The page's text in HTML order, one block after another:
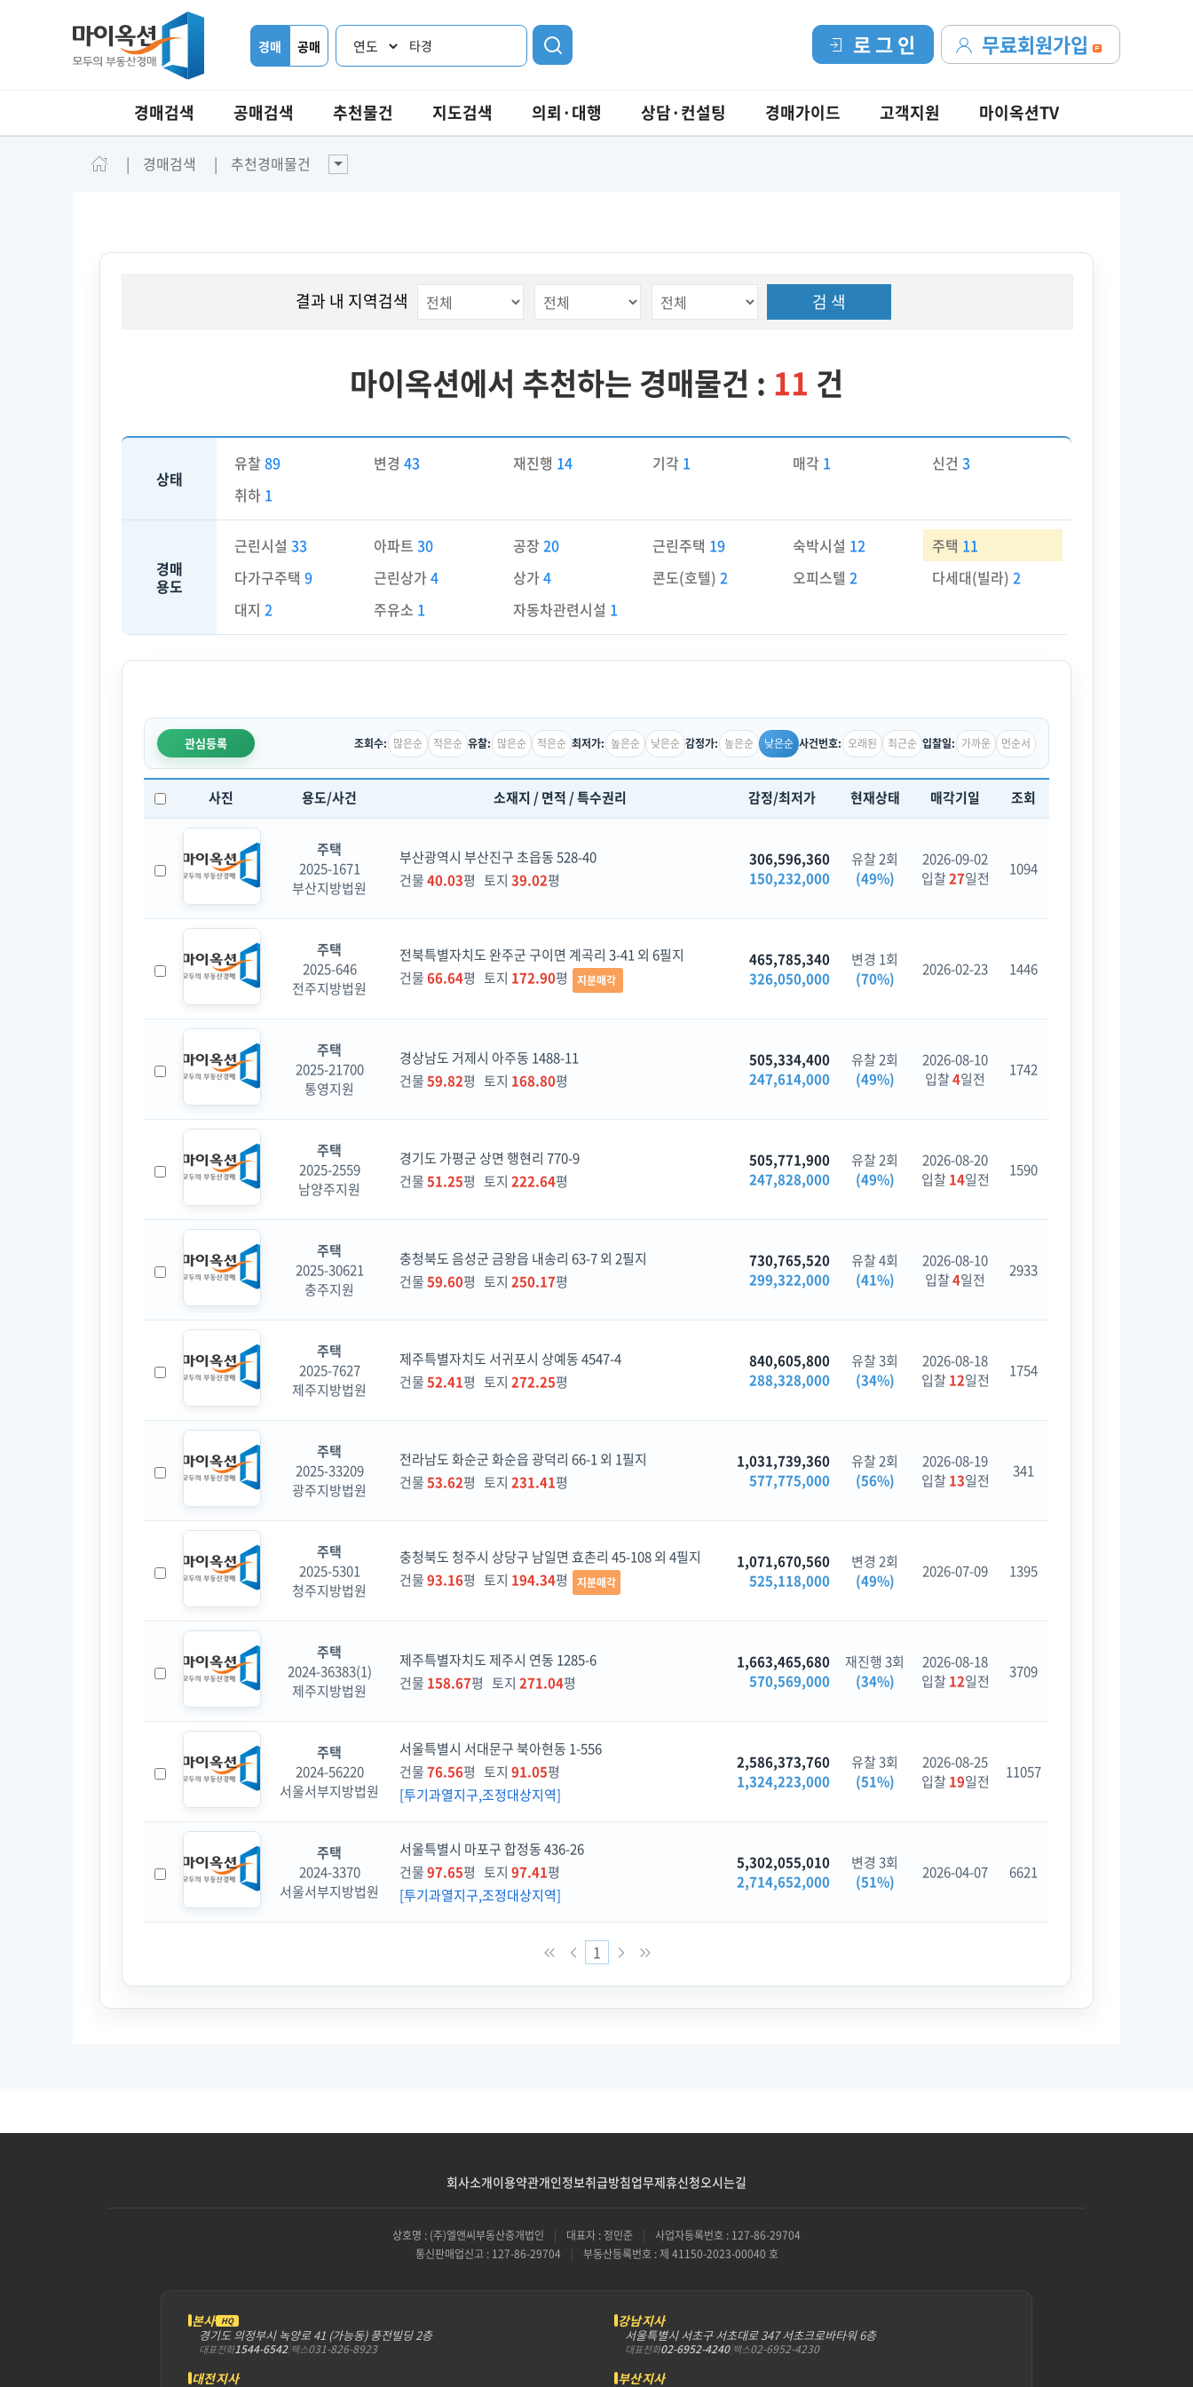
경매 공매 타경 무료회원가입
로 그 인
경매검색 공매검색 추천물건 지도검색 의뢰·대행 상담·컨설팅 경매가이드 고객지원 마이옥션TV
경매검색 추천경매물건
결과 내 지역검색 검 색
마이옥션에서 추천하는 경매물건 : 11 건
상태
유찰 89 변경43 재진행 14 기각 1 매각 1 신건 3
취하 1
경매
용도
근린시설 33 아파트30 공장20 근린주택 19 숙박시설 12 주택 11
다가구주택 9 근린상가4 상가4 콘도(호텔)2 오피스텔 2 다세대(빌라) 2
대지 2 주유소 1 자동차관련시설 1
관심등록 조회수: 많은순 적은순 유찰: 많은순 적은순 최저가: 높은순 낮은순 감정가: 높은순 낮은순 사건번호: 오래된 최근순 입찰일: 가까운 먼순서
사진 용도/사건 소재지 / 면적 / 특수권리 감정/최저가 현재상태 매각기일 조회
주택
2025-1671
부산지방법원
부산광역시 부산진구 초읍동 528-40
건물40.03평 토지 39.02평
306,596,360
150,232,000
유찰 2회
(49%)
2026-09-02
입찰27일전 1094
주택
2025-646
전주지방법원
전북특별자치도 완주군 구이면 계곡리 3-41 외 6필지
건물66.64평 토지 172.90평 지분매각
465,785,340
326,050,000
변경 1회
(70%)
2026-02-23 1446
주택
2025-21700
통영지원
경상남도 거제시 아주동 1488-11
건물59.82평 토지 168.80평
505,334,400
247,614,000
유찰 2회
(49%)
2026-08-10
입찰4일전 1742
주택
2025-2559
남양주지원
경기도 가평군 상면 행현리 770-9
건물51.25평 토지 222.64평
505,771,900
247,828,000
유찰 2회
(49%)
2026-08-20
입찰14일전 1590
주택
2025-30621
충주지원
충청북도 음성군 금왕읍 내송리 63-7 외 2필지
건물59.60평 토지 250.17평
730,765,520
299,322,000
유찰 4회
(41%)
2026-08-10
입찰4일전 2933
주택
2025-7627
제주지방법원
제주특별자치도 서귀포시 상예동 4547-4
건물52.41평 토지 272.25평
840,605,800
288,328,000
유찰 3회
(34%)
2026-08-18
입찰12일전 1754
주택
2025-33209
광주지방법원
전라남도 화순군 화순읍 광덕리 66-1 외 1필지
건물53.62평 토지 231.41평
1,031,739,360
577,775,000
유찰 2회
(56%)
2026-08-19
입찰13일전 341
주택
2025-5301
청주지방법원
충청북도 청주시 상당구 남일면 효촌리 45-108 외 4필지
건물93.16평 토지 194.34평 지분매각
1,071,670,560
525,118,000
변경 2회
(49%)
2026-07-09 1395
주택
2024-36383(1)
제주지방법원
제주특별자치도 제주시 연동 1285-6
건물 158.67평 토지 271.04평
1,663,465,680
570,569,000
재진행 3회
(34%)
2026-08-18
입찰12일전 3709
주택
2024-56220
서울서부지방법원
서울특별시 서대문구 북아현동 1-556
건물76.56평 토지 91.05평
[투기과열지구,조정대상지역]
2,586,373,760
1,324,223,000
유찰 3회
(51%)
2026-08-25
입찰19일전 11057
주택
2024-3370
서울서부지방법원
서울특별시 마포구 합정동 436-26
건물97.65평 토지 97.41평
[투기과열지구,조정대상지역]
5,302,055,010
2,714,652,000
변경 3회
(51%)
2026-04-07 6621
1
회사소개이용약관개인정보취급방침업무제휴신청오시는길
상호명 : (주)엘앤씨부동산중개법인 | 대표자 : 정민준 |
사업자등록번호 : 127-86-29704
통신판매업신고 : 127-86-29704
| 부동산등록번호 : 제 41150-2023-00040 호
본사 HQ
경기도 의정부시 녹양로 41 (가능동) 풍전빌딩 2층
대표전화1544-6542|팩스031-826-8923
강남지사
서울특별시 서초구 서초대로 347 서초크로바타워 6층
대표전화02-6952-4240|팩스02-6952-4230
대전지사 부산지사